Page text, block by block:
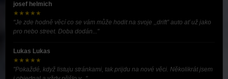
josef helmich
★★★★★
"Je zde hodně věcí co se vám může hodit na svoje ,,drift” auto ať už jako
pro nebo street. Doba dodán..."
Lukas Lukas
★★★★★
"Pokaždé, když listuju stránkami, tak prijdu na nové věci. Několikrát jsem